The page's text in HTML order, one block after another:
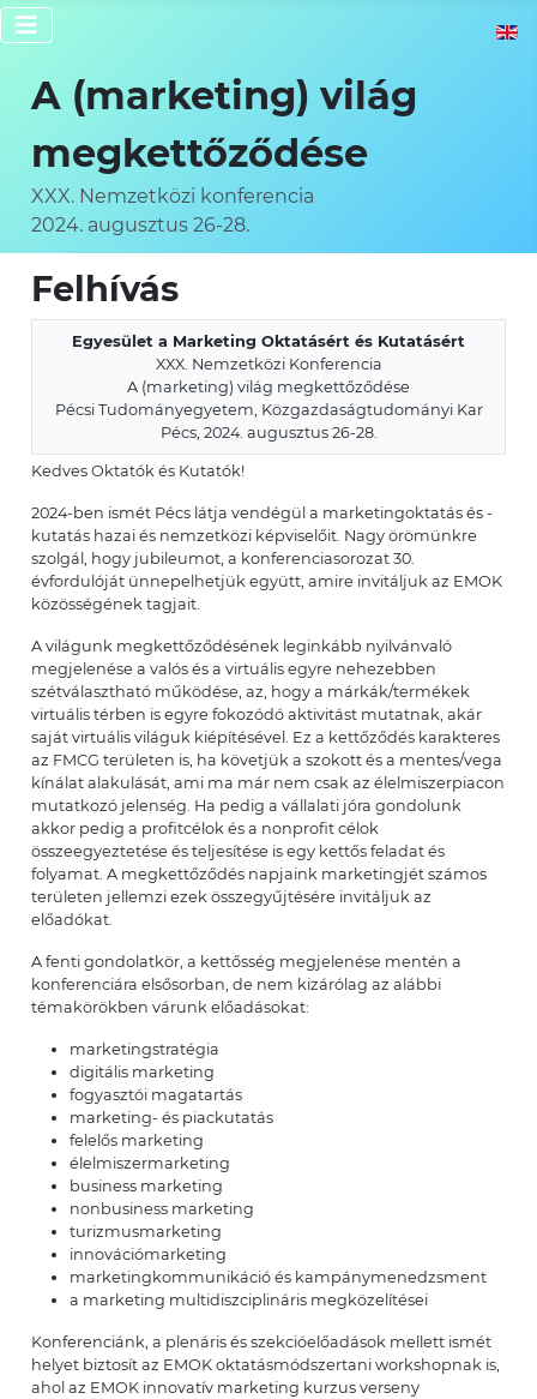
A (marketing) világ
megkettőződése
XXX. Nemzetközi konferencia
2024. augusztus 26-28.
Felhívás
Egyesület a Marketing Oktatásért és Kutatásért
XXX. Nemzetközi Konferencia
A (marketing) világ megkettőződése
Pécsi Tudományegyetem, Közgazdaságtudományi Kar
Pécs, 2024. augusztus 26-28.
Kedves Oktatók és Kutatók!
2024-ben ismét Pécs látja vendégül a marketingoktatás és -
kutatás hazai és nemzetközi képviselőit. Nagy örömünkre
szolgál, hogy jubileumot, a konferenciasorozat 30.
évfordulóját ünnepelhetjük együtt, amire invitáljuk az EMOK
közösségének tagjait.
A világunk megkettőződésének leginkább nyilvánvaló
megjelenése a valós és a virtuális egyre nehezebben
szétválasztható működése, az, hogy a márkák/termékek
virtuális térben is egyre fokozódó aktivitást mutatnak, akár
saját virtuális világuk kiépítésével. Ez a kettőződés karakteres
az FMCG területen is, ha követjük a szokott és a mentes/vega
kínálat alakulását, ami ma már nem csak az élelmiszerpiacon
mutatkozó jelenség. Ha pedig a vállalati jóra gondolunk
akkor pedig a profitcélok és a nonprofit célok
összeegyeztetése és teljesítése is egy kettős feladat és
folyamat. A megkettőződés napjaink marketingjét számos
területen jellemzi ezek összegyűjtésére invitáljuk az
előadókat.
A fenti gondolatkör, a kettősség megjelenése mentén a
konferenciára elsősorban, de nem kizárólag az alábbi
témakörökben várunk előadásokat:
marketingstratégia
digitális marketing
fogyasztói magatartás
marketing- és piackutatás
felelős marketing
élelmiszermarketing
business marketing
nonbusiness marketing
turizmusmarketing
innovációmarketing
marketingkommunikáció és kampánymenedzsment
a marketing multidiszciplináris megközelítései
Konferenciánk, a plenáris és szekcióelőadások mellett ismét
helyet biztosít az EMOK oktatásmódszertani workshopnak is,
ahol az EMOK innovatív marketing kurzus verseny